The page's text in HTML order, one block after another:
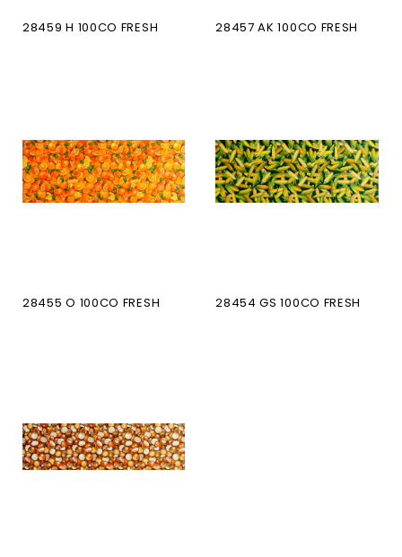
28459 H 100CO FRESH 28457 AK 100CO FRESH
28455 O 100CO FRESH 28454 GS 100CO FRESH